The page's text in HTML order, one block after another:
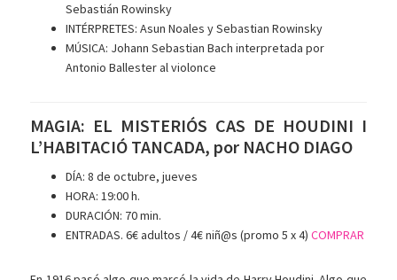
Sebastián Rowinsky
INTÉRPRETES: Asun Noales y Sebastian Rowinsky
MÚSICA: Johann Sebastian Bach interpretada por
Antonio Ballester al violonce
MAGIA: EL MISTERIÓS CAS DE HOUDINI I
L’HABITACIÓ TANCADA, por NACHO DIAGO
DÍA: 8 de octubre, jueves
HORA: 19:00 h.
DURACIÓN: 70 min.
ENTRADAS. 6€ adultos / 4€ niñ@s (promo 5 x 4)COMPRAR